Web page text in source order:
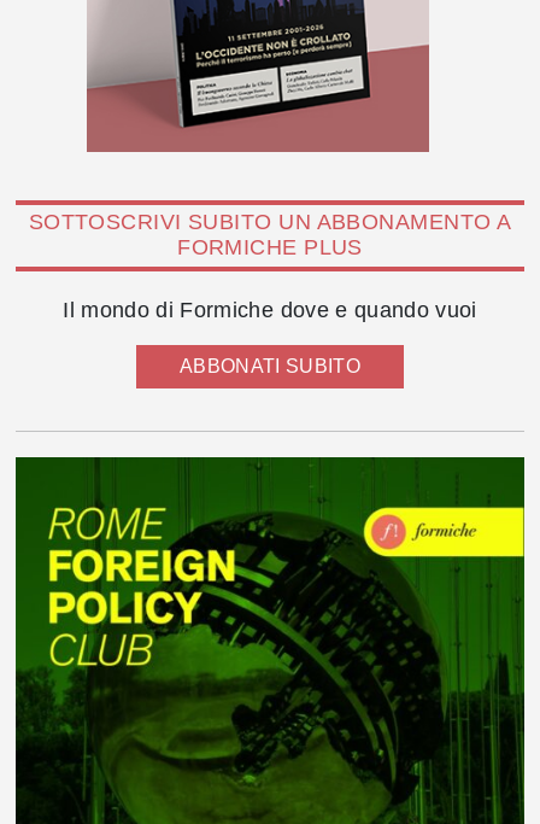
SOTTOSCRIVI SUBITO UN ABBONAMENTO A
FORMICHE PLUS
Il mondo di Formiche dove e quando vuoi
ABBONATI SUBITO